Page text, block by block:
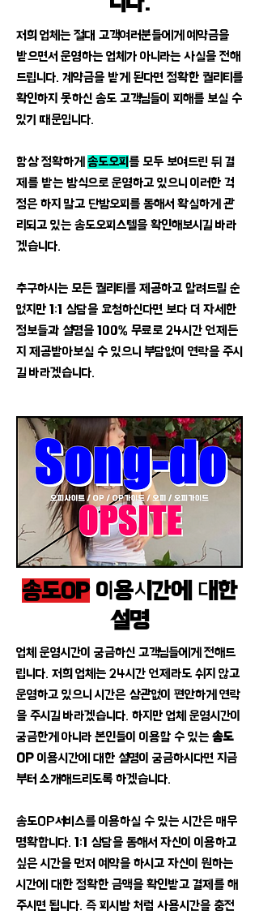
저희 업체는 절대 고객여러분들에게 예약금을
받으면서 운영하는 업체가 아니라는 사실을 전해
드립니다. 계약금을 받게 된다면 정확한 퀄리티를
확인하지 못하신 송도 고객님들이 피해를 보실 수
있기 때문입니다.
항상 정확하게 송도오피 를 모두 보여드린 뒤 결
제를 받는 방식으로 운영하고 있으니 이러한 걱
정은 하지 말고 단밤오피를 통해서 확실하게 관
리되고 있는 송도오피스텔을 확인해보시길 바라
겠습니다.
​추구하시는 모든 퀄리티를 제공하고 알려드릴 순
없지만 1:1 상담을 요청하신다면 보다 더 자세한
정보들과 설명을 100% 무료로 24시간 언제든
지 제공받아보실 수 있으니 부담없이 연락을 주시
길 바라겠습니다.
송도OP이용시간에 대한
설명
업체 운영시간이 궁금하신 고객님들에게 전해드
립니다. 저희 업체는 24시간 언제라도 쉬지 않고
운영하고 있으니 시간은 상관없이 편안하게 연락
을 주시길 바라겠습니다. 하지만 업체 운영시간이
궁금한게 아니라 본인들이 이용할 수 있는 송도
OP 이용시간에 대한 설명이 궁금하시다면 지금
부터 소개해드리도록 하겠습니다.
송도OP서비스를 이용하실 수 있는 시간은 매우
명확합니다. 1:1 상담을 통해서 자신이 이용하고
싶은 시간을 먼저 예약을 하시고 자신이 원하는
시간에 대한 정확한 금액을 확인받고 결제를 해
주시면 됩니다. 즉 피시방 처럼 사용시간을 충전